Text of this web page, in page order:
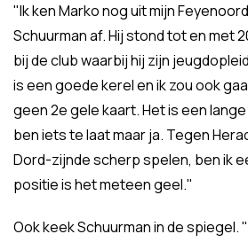
"Ik ken Marko nog uit mijn
Schuurman af. Hij stond tot en met
bij de club waarbij hij zijn
is een goede kerel en ik zou ook
geen 2e gele kaart. Het is een
ben iets te laat maar ja. Tegen
Dord-zijnde scherp spelen, ben ik
positie is het meteen geel."
Ook keek Schuurman in de spiegel.